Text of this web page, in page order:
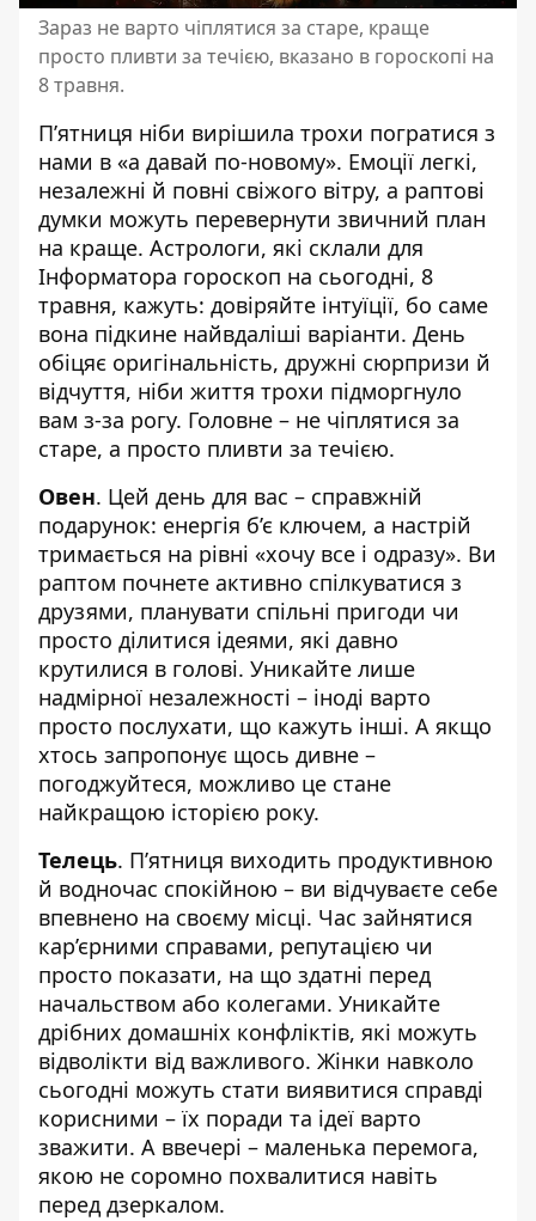
Зараз не варто чіплятися за старе, краще
просто пливти за течією, вказано в гороскопі на
8 травня.
П’ятниця ніби вирішила трохи погратися з
нами в «а давай по-новому». Емоції легкі,
незалежні й повні свіжого вітру, а раптові
думки можуть перевернути звичний план
на краще. Астрологи, які склали для
Інформатора гороскоп на сьогодні, 8
травня, кажуть: довіряйте інтуїції, бо саме
вона підкине найвдаліші варіанти. День
обіцяє оригінальність, дружні сюрпризи й
відчуття, ніби життя трохи підморгнуло
вам з-за рогу. Головне – не чіплятися за
старе, а просто пливти за течією.
Овен. Цей день для вас – справжній
подарунок: енергія б’є ключем, а настрій
тримається на рівні «хочу все і одразу». Ви
раптом почнете активно спілкуватися з
друзями, планувати спільні пригоди чи
просто ділитися ідеями, які давно
крутилися в голові. Уникайте лише
надмірної незалежності – іноді варто
просто послухати, що кажуть інші. А якщо
хтось запропонує щось дивне –
погоджуйтеся, можливо це стане
найкращою історією року.
Телець. П’ятниця виходить продуктивною
й водночас спокійною – ви відчуваєте себе
впевнено на своєму місці. Час зайнятися
кар’єрними справами, репутацією чи
просто показати, на що здатні перед
начальством або колегами. Уникайте
дрібних домашніх конфліктів, які можуть
відволікти від важливого. Жінки навколо
сьогодні можуть стати виявитися справді
корисними – їх поради та ідеї варто
зважити. А ввечері – маленька перемога,
якою не соромно похвалитися навіть
перед дзеркалом.